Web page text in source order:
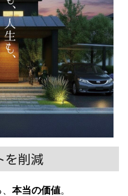
を削減
本当の価値。